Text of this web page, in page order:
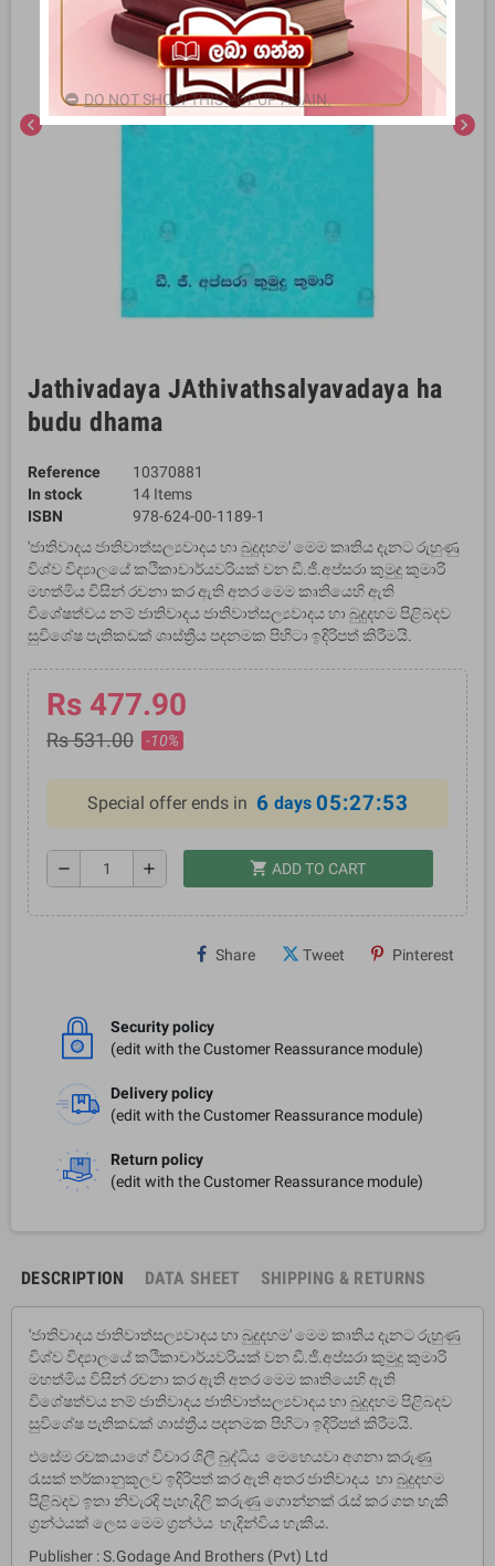
chevron_left chevron_right
Jathivadaya JAthivathsalyavadaya ha
budu dhama
Reference
10370881
In stock
14 Items
ISBN
978-624-00-1189-1
'ජාතිවාදය ජාතිවාත්සල්‍යවාදය හා බුදුදහම' මෙම කෘතිය දැනට රුහුණු
විශ්ව විද්‍යාලයේ කථිකාචාර්යවරියක් වන ඩී.ජී.අප්සරා කුමුදු කුමාරි
මහත්මිය විසින් රචනා කර ඇති අතර මෙම කෘතියෙහි ඇති
විශේෂත්වය නම් ජාතිවාදය ජාතිවාත්සල්‍යවාදය හා බුදුදහම පිළිබදව
සුවිශේෂ පැතිකඩක් ශාස්ත්‍රීය පදනමක පිහිටා ඉදිරිපත් කිරීමයි.
Rs 477.90
Rs 531.00 -10%
Special offer ends in 6 days 05:27:52
remove add shopping_cart ADD TO CART
Share Tweet Pinterest
Security policy
(edit with the Customer Reassurance module)
Delivery policy
(edit with the Customer Reassurance module)
Return policy
(edit with the Customer Reassurance module)
DESCRIPTION DATA SHEET SHIPPING & RETURNS
'ජාතිවාදය ජාතිවාත්සල්‍යවාදය හා බුදුදහම' මෙම කෘතිය දැනට රුහුණු
විශ්ව විද්‍යාලයේ කථිකාචාර්යවරියක් වන ඩී.ජී.අප්සරා කුමුදු කුමාරි
මහත්මිය විසින් රචනා කර ඇති අතර මෙම කෘතියෙහි ඇති
විශේෂත්වය නම් ජාතිවාදය ජාතිවාත්සල්‍යවාදය හා බුදුදහම පිළිබදව
සුවිශේෂ පැතිකඩක් ශාස්ත්‍රීය පදනමක පිහිටා ඉදිරිපත් කිරීමයි.
එසේම රචකයාගේ විචාර ශිලී බුද්ධිය මෙහෙයවා අගනා කරුණු
රැසක් තර්කානුකූලව ඉදිරිපත් කර ඇති අතර ජාතිවාදය හා බුදුදහම
පිළිබදව ඉතා නිවැරදි පැහැදිලි කරුණු ගොන්නක් රැස් කර ගත හැකි
ග්‍රන්ථයක් ලෙස මෙම ග්‍රන්ථය හැදින්විය හැකිය.
Publisher : S.Godage And Brothers (Pvt) Ltd
DO NOT SHOW THIS POPUP AGAIN.